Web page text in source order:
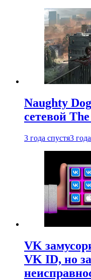
Naughty
сетевой
3 года спустя3
VK
VK ID, но